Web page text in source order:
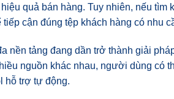
quả bán hàng. Tuy nhiên, nếu
cận đúng tệp khách hàng có nhu
nền tảng đang dần trở thành giải
nguồn khác nhau, người dùng có
hỗ trợ tự động.